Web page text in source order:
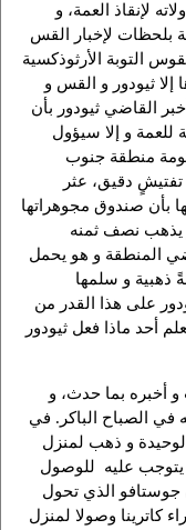
لإنقاذ العمة، و
بلحظات لإخبار القس
التوبة الأرثوذكسية
ثيودور و القس و
القاضي ثيودور بأن
و إلا سيؤول
منطقة جنوب
دقيق، عثر
بأن صندوق مجوهراتها
يذهب نصف ثمنه
المنطقة و هو يحمل
و مبلغاً يعادل ٤٨٦٠ عملةً ذهبية و سلمها
على هذا القدر من
أحد ماذا فعل ثيودور
أخبره بما حدث، و
في الصباح الباكر. في
الوحيدة و ذهب لمنزل
يتوجب عليه للوصول
جوستافو الذي تحول
كاترينا وصولا لمنزل